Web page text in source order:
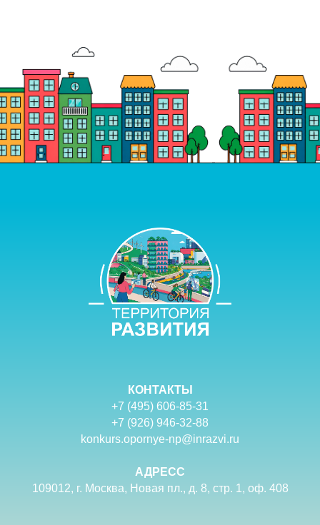
КОНТАКТЫ
+7 (495) 606-85-31
+7 (926) 946-32-88
konkurs.opornye-np@inrazvi.ru
АДРЕСС
109012, г. Москва, Новая пл., д. 8, стр. 1, оф. 408